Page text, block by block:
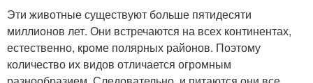
Эти животные существуют больше пятидесяти
миллионов лет. Они встречаются на всех континентах,
естественно, кроме полярных районов. Поэтому
количество их видов отличается огромным